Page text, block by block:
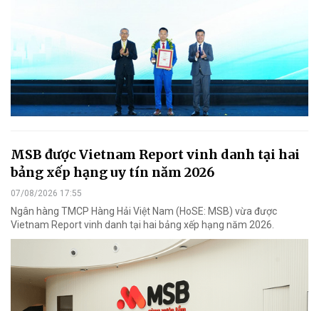
MSB được Vietnam Report vinh danh tại hai
bảng xếp hạng uy tín năm 2026
07/08/2026 17:55
Ngân hàng TMCP Hàng Hải Việt Nam (HoSE: MSB) vừa được
Vietnam Report vinh danh tại hai bảng xếp hạng năm 2026.